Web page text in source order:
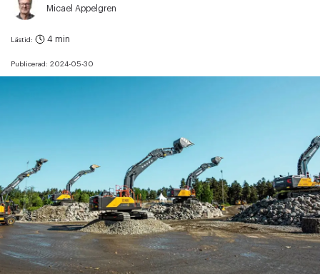
Micael Appelgren
Publicerad: 2024-05-30
Lästid: 4 min